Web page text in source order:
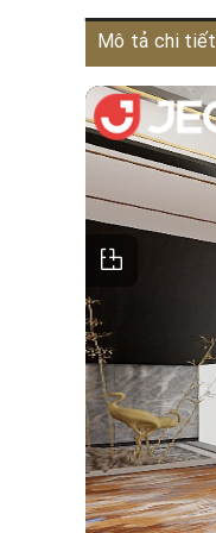
Mô tả chi tiết